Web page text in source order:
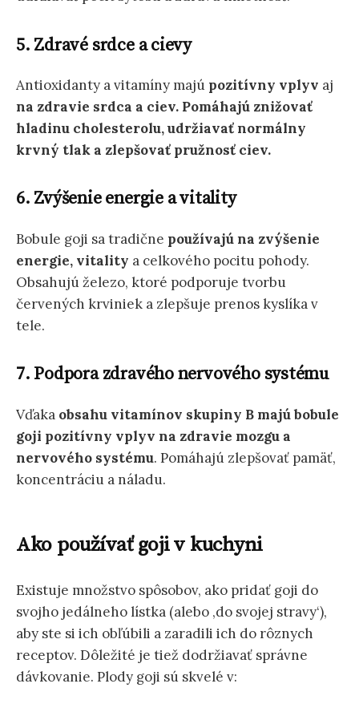
5. Zdravé srdce a cievy
Antioxidanty a vitamíny majú pozitívny vplyv aj
na zdravie srdca a ciev. Pomáhajú znižovať
hladinu cholesterolu, udržiavať normálny
krvný tlak a zlepšovať pružnosť ciev.
6. Zvýšenie energie a vitality
Bobule goji sa tradične používajú na zvýšenie
energie, vitality a celkového pocitu pohody.
Obsahujú železo, ktoré podporuje tvorbu
červených krviniek a zlepšuje prenos kyslíka v
tele.
7. Podpora zdravého nervového systému
Vďaka obsahu vitamínov skupiny B majú bobule
goji pozitívny vplyv na zdravie mozgu a
nervového systému. Pomáhajú zlepšovať pamäť,
koncentráciu a náladu.
Ako používať goji v kuchyni
Existuje množstvo spôsobov, ako pridať goji do
svojho jedálneho lístka (alebo ‚do svojej stravy‘),
aby ste si ich obľúbili a zaradili ich do rôznych
receptov. Dôležité je tiež dodržiavať správne
dávkovanie. Plody goji sú skvelé v: